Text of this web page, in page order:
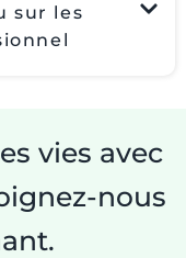
sur les
vies avec
nous